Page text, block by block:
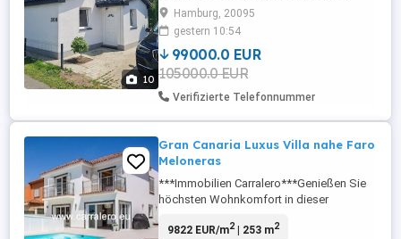
10
Zustand. Der charmante Bungalow
befindet sich in idyllischer Lage in Tespe,
unmittelbar an der Elbe. Das Objekt wurde
komplett renoviert und hat der großzügige
Wohn- und Essbereich mit offener Küche,
1 Schlafzimmer, 1 weiteres ...
Hamburg, 20095
gestern 10:54
99000.0 EUR
105000.0 EUR
Verifizierte Telefonnummer
Gran Canaria Luxus Villa nahe Faro
Meloneras
***Immobilien Carralero***Genießen Sie
höchsten Wohnkomfort in dieser
von der Strandpromenade und vom
9822 EUR/m2| 253 m2